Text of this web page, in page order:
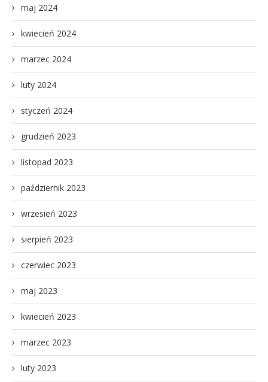
maj 2024
kwiecień 2024
marzec 2024
luty 2024
styczeń 2024
grudzień 2023
listopad 2023
październik 2023
wrzesień 2023
sierpień 2023
czerwiec 2023
maj 2023
kwiecień 2023
marzec 2023
luty 2023